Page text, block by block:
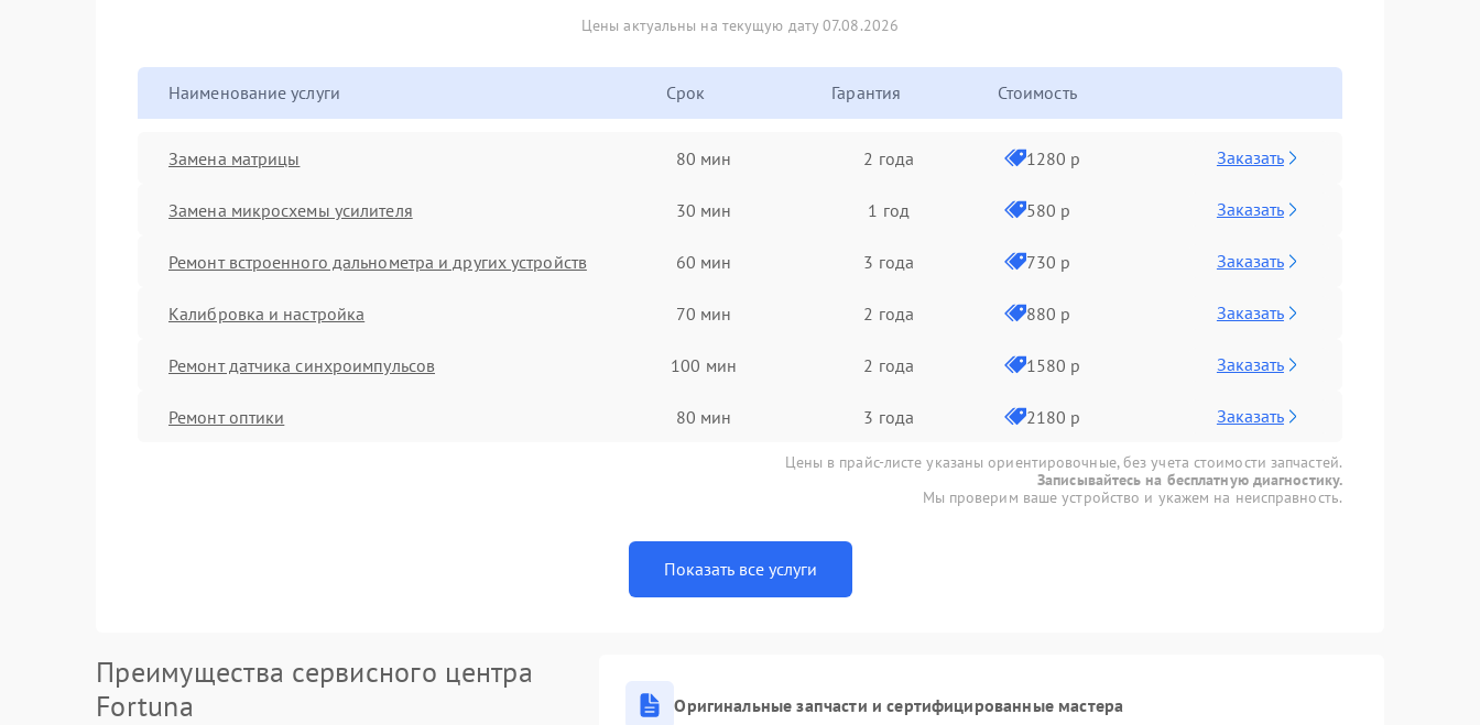
Цены актуальны на текущую дату 07.08.2026
Наименование услуги Срок Гарантия Стоимость
Замена матрицы 80 мин 2 года 1280 р Заказать
Замена микросхемы усилителя 30 мин 1 год 580 р Заказать
Ремонт встроенного дальнометра и других устройств 60 мин 3 года 730 р Заказать
Калибровка и настройка 70 мин 2 года 880 р Заказать
Ремонт датчика синхроимпульсов 100 мин 2 года 1580 р Заказать
Ремонт оптики 80 мин 3 года 2180 р Заказать
Цены в прайс-листе указаны ориентировочные, без учета стоимости запчастей.
Записывайтесь на бесплатную диагностику.
Мы проверим ваше устройство и укажем на неисправность.
Показать все услуги
Преимущества сервисного центра
Fortuna
Оригинальные запчасти и сертифицированные мастера